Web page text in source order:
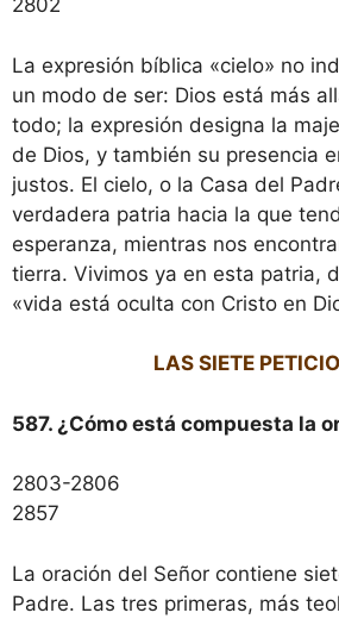
2802
La expresión bíblica «cielo» no
un modo de ser: Dios está más
todo; la expresión designa la
de Dios, y también su presencia
justos. El cielo, o la Casa del
verdadera patria hacia la que
esperanza, mientras nos
tierra. Vivimos ya en esta patria,
«vida está oculta con Cristo en
LAS SIETE
587. ¿Cómo está compuesta la
2803-2806
2857
La oración del Señor contiene
Padre. Las tres primeras, más